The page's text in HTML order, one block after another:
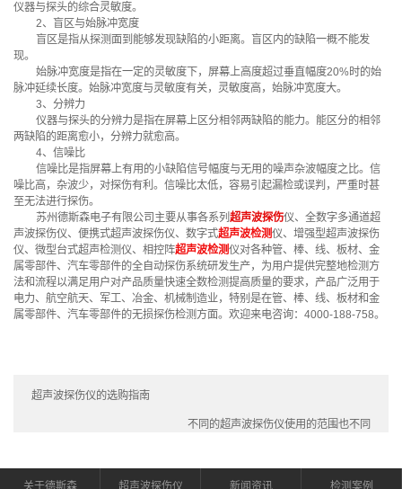
仪器与探头的综合灵敏度。
2、盲区与始脉冲宽度
盲区是指从探测面到能够发现缺陷的小距离。盲区内的缺陷一概不能发
现。
始脉冲宽度是指在一定的灵敏度下，屏幕上高度超过垂直幅度20%时的始
脉冲延续长度。始脉冲宽度与灵敏度有关，灵敏度高，始脉冲宽度大。
3、分辨力
仪器与探头的分辨力是指在屏幕上区分相邻两缺陷的能力。能区分的相邻
两缺陷的距离愈小，分辨力就愈高。
4、信噪比
信噪比是指屏幕上有用的小缺陷信号幅度与无用的噪声杂波幅度之比。信
噪比高，杂波少，对探伤有利。信噪比太低，容易引起漏检或误判，严重时甚
至无法进行探伤。
苏州德斯森电子有限公司主要从事各系列 超声波探伤仪、全数字多通道超
声波探伤仪、便携式超声波探伤仪、数字式超声波检测仪、增强型超声波探伤
仪、微型台式超声检测仪、相控阵超声波检测仪对各种管、棒、线、板材、金
属零部件、汽车零部件的全自动探伤系统研发生产，为用户提供完整地检测方
法和流程以满足用户对产品质量快速全数检测提高质量的要求，产品广泛用于
电力、航空航天、军工、冶金、机械制造业，特别是在管、棒、线、板材和金
属零部件、汽车零部件的无损探伤检测方面。欢迎来电咨询：4000-188-758。
超声波探伤仪的选购指南
不同的超声波探伤仪使用的范围也不同
关于德斯森 超声波探伤仪 新闻资讯 检测案例